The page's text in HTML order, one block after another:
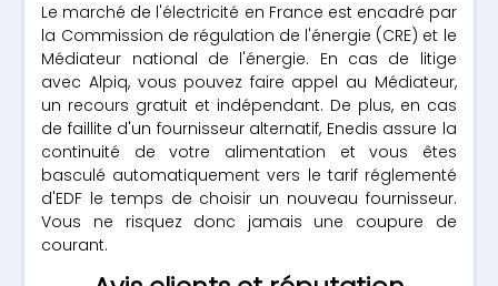
Le marché de l'électricité en France est encadré par
la Commission de régulation de l'énergie (CRE) et le
Médiateur national de l'énergie. En cas de litige
avec Alpiq, vous pouvez faire appel au Médiateur,
un recours gratuit et indépendant. De plus, en cas
de faillite d'un fournisseur alternatif, Enedis assure la
continuité de votre alimentation et vous êtes
basculé automatiquement vers le tarif réglementé
d'EDF le temps de choisir un nouveau fournisseur.
Vous ne risquez donc jamais une coupure de
courant.